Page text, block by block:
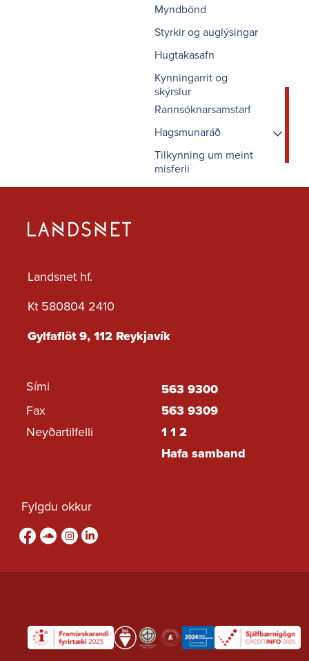
Myndbönd
Styrkir og auglýsingar
Hugtakasafn
Kynningarrit og
skýrslur
Rannsóknarsamstarf
Hagsmunaráð
Fundargögn
Um Hagsmunaráðið
Tilkynning um meint
misferli
Landsnet hf.
Kt 580804 2410
Gylfaflöt 9, 112 Reykjavík
Sími
563 9300
Fax
563 9309
Neyðartilfelli
1 1 2
Hafa samband
Fylgdu okkur
Fylgdu okkur á Facebook
sound-cloud
Fylgdu okkur á Instagram
Fylgdu okkur á Linkedin